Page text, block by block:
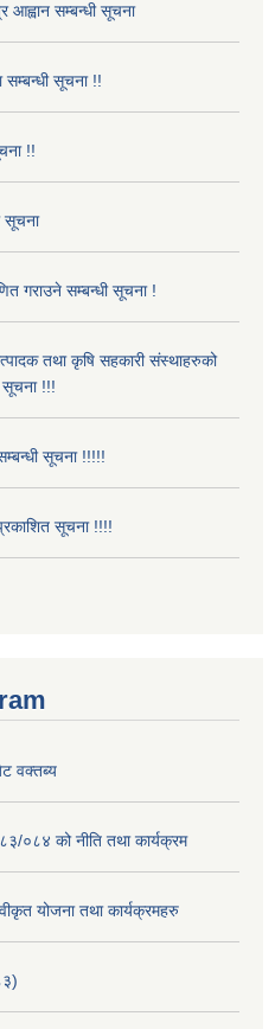
आह्वान सम्बन्धी सूचना
सूचना !!
!!
सूचना
गराउने सम्बन्धी सूचना !
तथा कृषि सहकारी संस्थाहरुको
सूचना !!!
सूचना !!!!!
सूचना !!!!
वक्तब्य
०८४ को नीति तथा कार्यक्रम
योजना तथा कार्यक्रमहरु